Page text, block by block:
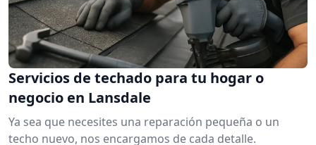
Servicios de techado para tu hogar o
negocio en Lansdale
Ya sea que necesites una reparación pequeña o un
techo nuevo, nos encargamos de cada detalle.